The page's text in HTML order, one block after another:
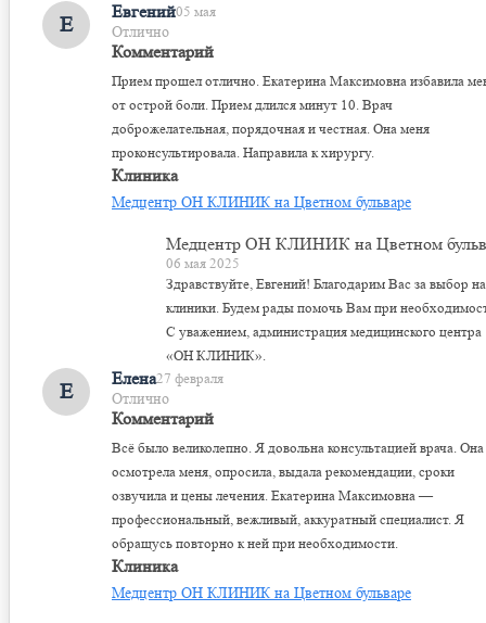
Е
Евгений05 мая
Отлично
Комментарий
Прием прошел отлично. Екатерина Максимовна избавила
от острой боли. Прием длился минут 10. Врач
доброжелательная, порядочная и честная. Она меня
проконсультировала. Направила к хирургу.
Клиника
Медцентр ОН КЛИНИК на Цветном бульваре
Медцентр ОН КЛИНИК на Цветном
06 мая 2025
Здравствуйте, Евгений! Благодарим Вас за выбор
клиники. Будем рады помочь Вам при
С уважением, администрация медицинского центра
«ОН КЛИНИК».
Е
Елена27 февраля
Отлично
Комментарий
Всё было великолепно. Я довольна консультацией врача. Она
осмотрела меня, опросила, выдала рекомендации, сроки
озвучила и цены лечения. Екатерина Максимовна —
профессиональный, вежливый, аккуратный специалист. Я
обращусь повторно к ней при необходимости.
Клиника
Медцентр ОН КЛИНИК на Цветном бульваре